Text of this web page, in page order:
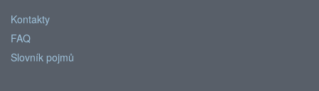
Kontakty
FAQ
Slovník pojmů